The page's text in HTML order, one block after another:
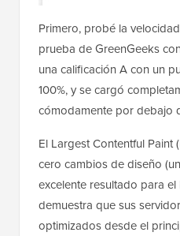
Primero, probé la
prueba de GreenGeeks
una calificación A con un
100%, y se cargó
cómodamente por debajo
El Largest Contentful Paint
cero cambios de diseño
excelente resultado para
demuestra que sus
optimizados desde el